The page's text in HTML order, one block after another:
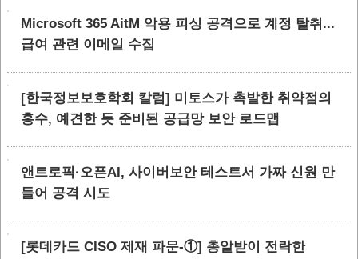
Microsoft 365 AitM 악용 피싱 공격으로 계정 탈취...
급여 관련 이메일 수집
[한국정보보호학회 칼럼] 미토스가 촉발한 취약점의
홍수, 예견한 듯 준비된 공급망 보안 로드맵
앤트로픽·오픈AI, 사이버보안 테스트서 가짜 신원 만
들어 공격 시도
[롯데카드 CISO 제재 파문-①] 총알받이 전락한